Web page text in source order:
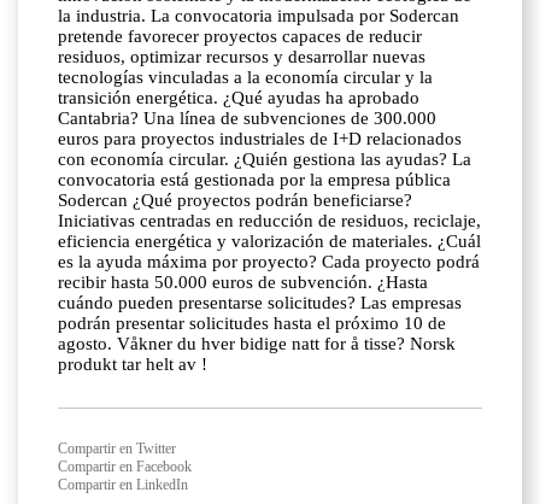
la industria. La convocatoria impulsada por Sodercan
pretende favorecer proyectos capaces de reducir
residuos, optimizar recursos y desarrollar nuevas
tecnologías vinculadas a la economía circular y la
transición energética. ¿Qué ayudas ha aprobado
Cantabria? Una línea de subvenciones de 300.000
euros para proyectos industriales de I+D relacionados
con economía circular. ¿Quién gestiona las ayudas? La
convocatoria está gestionada por la empresa pública
Sodercan ¿Qué proyectos podrán beneficiarse?
Iniciativas centradas en reducción de residuos, reciclaje,
eficiencia energética y valorización de materiales. ¿Cuál
es la ayuda máxima por proyecto? Cada proyecto podrá
recibir hasta 50.000 euros de subvención. ¿Hasta
cuándo pueden presentarse solicitudes? Las empresas
podrán presentar solicitudes hasta el próximo 10 de
agosto. Våkner du hver bidige natt for å tisse? Norsk
produkt tar helt av !
Compartir en Twitter
Compartir en Facebook
Compartir en LinkedIn